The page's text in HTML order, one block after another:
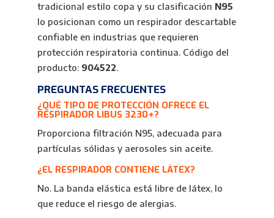
tradicional estilo copa y su clasificación N95
lo posicionan como un respirador descartable
confiable en industrias que requieren
protección respiratoria continua. Código del
producto: 904522.
PREGUNTAS FRECUENTES
¿QUÉ TIPO DE PROTECCIÓN OFRECE EL
RESPIRADOR LIBUS 3230+?
Proporciona filtración N95, adecuada para
partículas sólidas y aerosoles sin aceite.
¿EL RESPIRADOR CONTIENE LÁTEX?
No. La banda elástica está libre de látex, lo
que reduce el riesgo de alergias.